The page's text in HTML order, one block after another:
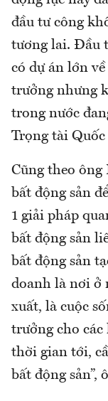
đầu tư công
tương lai. Đầu
có dự án lớn
trưởng nhưng
trong nước
Trọng tài
Cũng theo
bất động sản
1 giải pháp
bất động sản
bất động sản
doanh là nơi ở
xuất, là cuộc
trưởng cho
thời gian tới,
bất động sản”,